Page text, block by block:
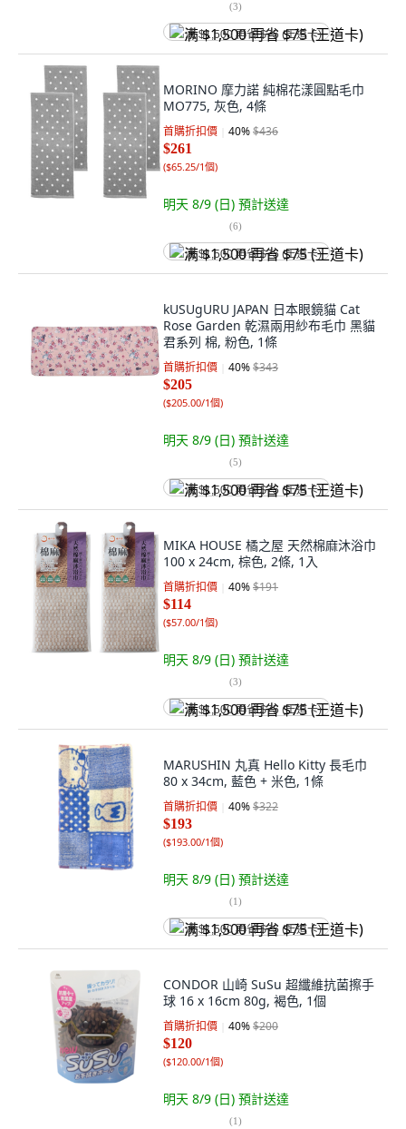
(3)
满 $1,500 再省 $75 (王道卡)
MORINO 摩力諾 純棉花漾圓點毛巾
MO775, 灰色, 4條
首購折扣價 40%$436
$261
($65.25/1個)
明天 8/9 (日) 預計送達
(6)
满 $1,500 再省 $75 (王道卡)
kUSUgURU JAPAN 日本眼鏡貓 Cat
Rose Garden 乾濕兩用紗布毛巾 黑貓
君系列 棉, 粉色, 1條
首購折扣價 40%$343
$205
($205.00/1個)
明天 8/9 (日) 預計送達
(5)
满 $1,500 再省 $75 (王道卡)
MIKA HOUSE 橘之屋 天然棉麻沐浴巾
100 x 24cm, 棕色, 2條, 1入
首購折扣價 40%$191
$114
($57.00/1個)
明天 8/9 (日) 預計送達
(3)
满 $1,500 再省 $75 (王道卡)
MARUSHIN 丸真 Hello Kitty 長毛巾
80 x 34cm, 藍色 + 米色, 1條
首購折扣價 40%$322
$193
($193.00/1個)
明天 8/9 (日) 預計送達
(1)
满 $1,500 再省 $75 (王道卡)
CONDOR 山崎 SuSu 超纖維抗菌擦手
球 16 x 16cm 80g, 褐色, 1個
首購折扣價 40%$200
$120
($120.00/1個)
明天 8/9 (日) 預計送達
(1)